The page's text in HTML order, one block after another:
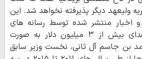
ولیعهد دیگر پذیرفته نخواهد شد. این
اخبار منتشر شده توسط رسانه های
بریتانیایی مبنی بر اهدای بیش از ۳ میلیون دلار به صورت
بن جاسم آل ثانی، نخست وزیر سابق